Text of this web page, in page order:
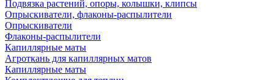
Подвязка растений, опоры, колышки, клипсы
Опрыскиватели, флаконы-распылители
Опрыскиватели
Флаконы-распылители
Капиллярные маты
Агроткань для капиллярных матов
Капиллярные маты